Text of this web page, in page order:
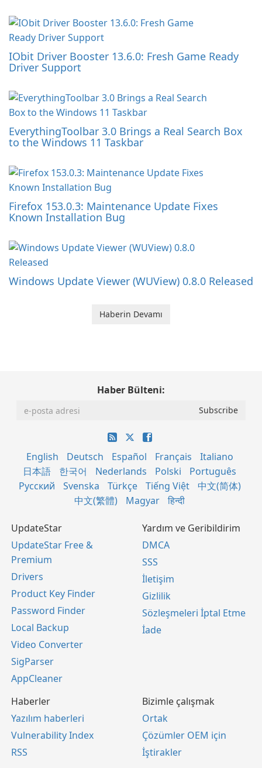
IObit Driver Booster 13.6.0: Fresh Game Ready
Driver Support
EverythingToolbar 3.0 Brings a Real Search Box
to the Windows 11 Taskbar
Firefox 153.0.3: Maintenance Update Fixes
Known Installation Bug
Windows Update Viewer (WUView) 0.8.0 Released
Haberin Devamı
Haber Bülteni:
English Deutsch Español Français
Italiano
日本語
한국어 Nederlands Polski
Português
Русский
Svenska Türkçe Tiếng Việt
中文(简体)
中文(繁體)
Magyar हिन्दी
UpdateStar
UpdateStar Free &
Premium
Drivers
Product Key Finder
Password Finder
Local Backup
Video Converter
SigParser
AppCleaner
Yardım ve Geribildirim
DMCA
SSS
İletişim
Gizlilik
Sözleşmeleri İptal Etme
İade
Haberler
Yazılım haberleri
Vulnerability Index
RSS
Bizimle çalışmak
Ortak
Çözümler OEM için
İştirakler